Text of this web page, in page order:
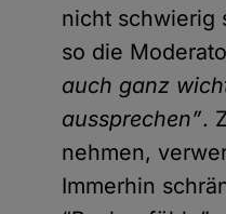
nicht schwierig
so die
auch ganz
aussprechen”.
nehmen,
Immerhin